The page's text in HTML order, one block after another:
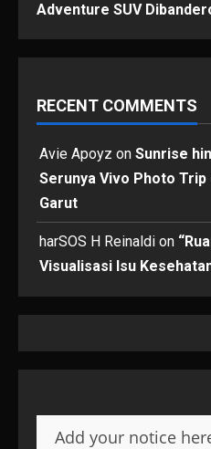
Adventure SUV
RECENT COMMENTS
Avie Apoyz on Sunrise
Serunya Vivo Photo Trip
Garut
harSOS H Reinaldion
Visualisasi Isu
Add your notice